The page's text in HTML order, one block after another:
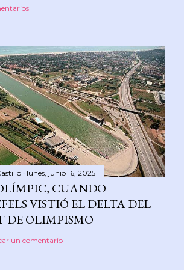
lunes, junio 16, 2025
CUANDO
VISTIÓ EL DELTA DEL
DE OLIMPISMO
un comentario